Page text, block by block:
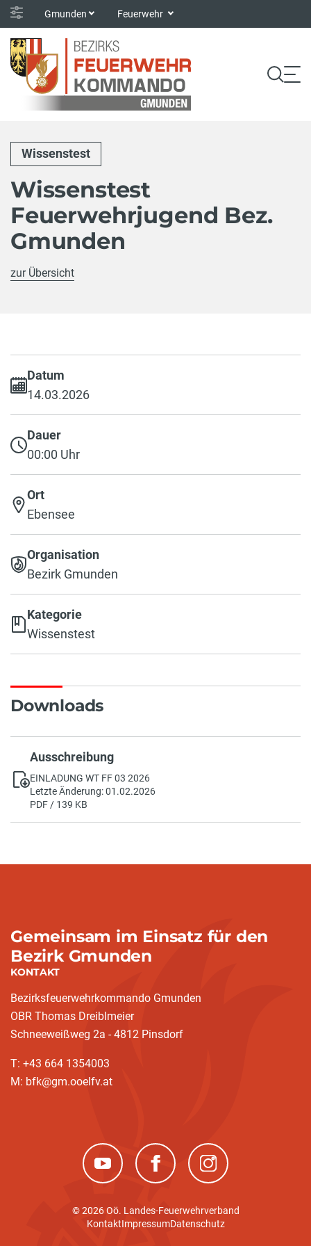
Gmunden Feuerwehr
Wissenstest
Wissenstest
Feuerwehrjugend Bez.
Gmunden
zur Übersicht
Datum
14.03.2026
Dauer
00:00 Uhr
Ort
Ebensee
Organisation
Bezirk Gmunden
Kategorie
Wissenstest
Downloads
Ausschreibung
EINLADUNG WT FF 03 2026
Letzte Änderung: 01.02.2026
PDF / 139 KB
Gemeinsam im Einsatz für den
Bezirk Gmunden
KONTAKT
Bezirksfeuerwehrkommando Gmunden
OBR Thomas Dreiblmeier
Schneeweißweg 2a - 4812 Pinsdorf
T: +43 664 1354003
M: bfk@gm.ooelfv.at
(neues Fenster)(neues Fenster)(neues Fenster)
© 2026 Oö. Landes-Feuerwehrverband
KontaktImpressumDatenschutz